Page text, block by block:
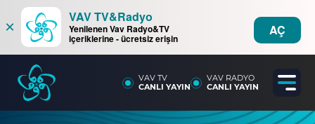
×
VAV TV&Radyo
Yenilenen Vav Radyo&TV
içeriklerine - ücretsiz erişin
AÇ
VAV TV
CANLI YAYIN
VAV RADYO
CANLI YAYIN